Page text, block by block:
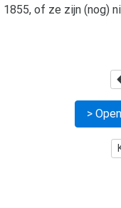
1855, of ze zijn (nog)
>